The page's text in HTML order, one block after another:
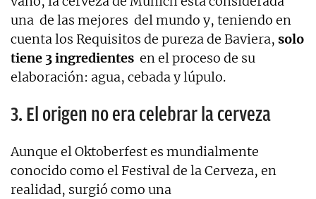
una de las mejores del mundo y, teniendo en
cuenta los Requisitos de pureza de Baviera, solo
tiene 3 ingredientes en el proceso de su
elaboración: agua, cebada y lúpulo.
3. El origen no era celebrar la cerveza
Aunque el Oktoberfest es mundialmente
conocido como el Festival de la Cerveza, en
realidad, surgió como una